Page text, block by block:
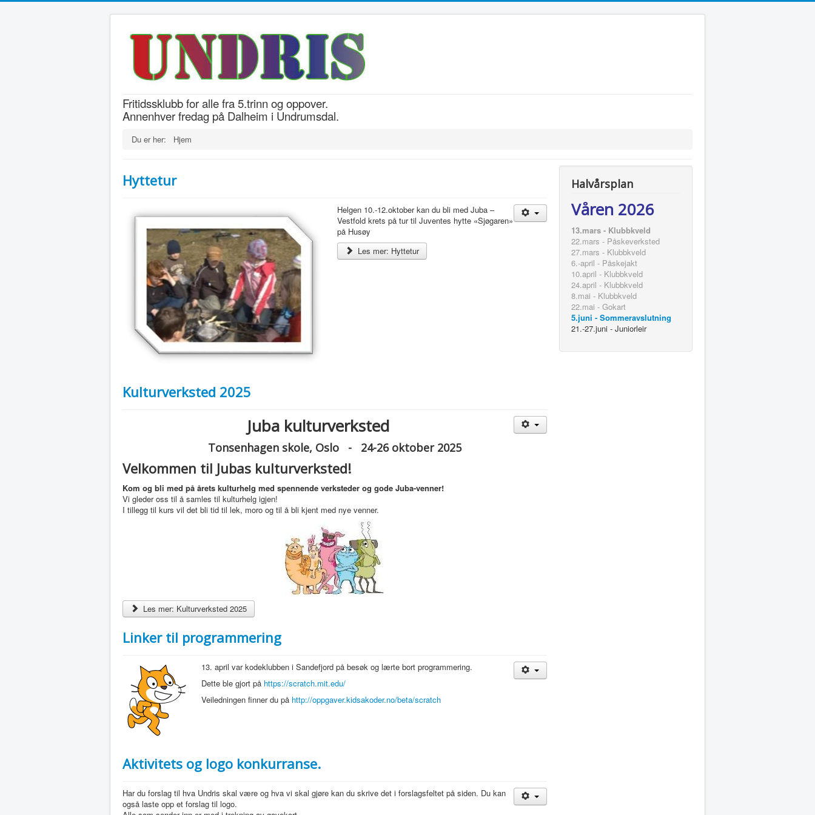
Fritidssklubb for alle fra 5.trinn og oppover.
Annenhver fredag på Dalheim i Undrumsdal.
Du er her: Hjem
Hyttetur
Helgen 10.-12.oktober kan du bli med Juba –
Vestfold krets på tur til Juventes hytte «Sjøgaren»
på Husøy
Les mer: Hyttetur
Kulturverksted 2025
Juba kulturverksted
Tonsenhagen skole, Oslo - 24-26 oktober 2025
Velkommen til Jubas kulturverksted!
Kom og bli med på årets kulturhelg med spennende verksteder og gode Juba-venner!
Vi gleder oss til å samles til kulturhelg igjen!
I tillegg til kurs vil det bli tid til lek, moro og til å bli kjent med nye venner.
Les mer: Kulturverksted 2025
Linker til programmering
13. april var kodeklubben i Sandefjord på besøk og lærte bort programmering.
Dette ble gjort på https://scratch.mit.edu/
Veiledningen finner du på http://oppgaver.kidsakoder.no/beta/scratch
Aktivitets og logo konkurranse.
Har du forslag til hva Undris skal være og hva vi skal gjøre kan du skrive det i forslagsfeltet på siden. Du kan
også laste opp et forslag til logo.
Halvårsplan
Våren 2026
13.mars - Klubbkveld
22.mars - Påskeverksted
27.mars - Klubbkveld
6.-april - Påskejakt
10.april - Klubbkveld
24.april - Klubbkveld
8.mai - Klubbkveld
22.mai - Gokart
5.juni - Sommeravslutning
21.-27.juni - Juniorleir